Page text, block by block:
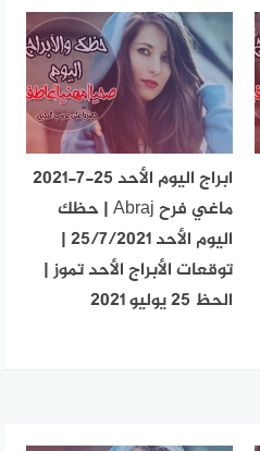
ابراج اليوم الأحد 25-7-2021
ماغي فرح Abraj | حظك
اليوم الأحد 25/7/2021 |
توقعات الأبراج الأحد تموز |
الحظ 25 يوليو 2021